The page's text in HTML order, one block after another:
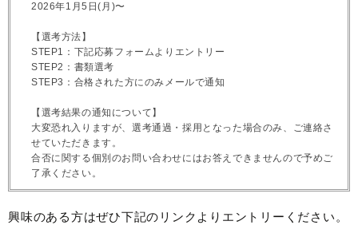
2026年1月5日(月)〜
【選考方法】
STEP1：下記応募フォームよりエントリー
STEP2：書類選考
STEP3：合格された方にのみメールで通知
【選考結果の通知について】
大変恐れ入りますが、選考通過・採用となった場合のみ、ご連絡さ
せていただきます。
合否に関する個別のお問い合わせにはお答えできませんので予めご
了承ください。
興味のある方はぜひ下記のリンクよりエントリーください。